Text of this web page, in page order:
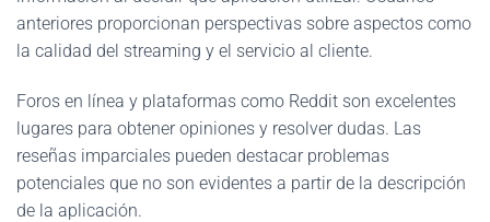
anteriores proporcionan perspectivas sobre aspectos como
la calidad del streaming y el servicio al cliente.
Foros en línea y plataformas como Reddit son excelentes
lugares para obtener opiniones y resolver dudas. Las
reseñas imparciales pueden destacar problemas
potenciales que no son evidentes a partir de la descripción
de la aplicación.